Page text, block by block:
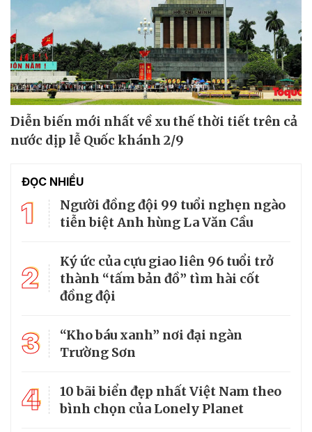
Diễn biến mới nhất về xu thế thời tiết trên cả
nước dịp lễ Quốc khánh 2/9
ĐỌC NHIỀU
1
Người đồng đội 99 tuổi nghẹn ngào
tiễn biệt Anh hùng La Văn Cầu
2
Ký ức của cựu giao liên 96 tuổi trở
thành “tấm bản đồ” tìm hài cốt
đồng đội
3
“Kho báu xanh” nơi đại ngàn
Trường Sơn
4
10 bãi biển đẹp nhất Việt Nam theo
bình chọn của Lonely Planet